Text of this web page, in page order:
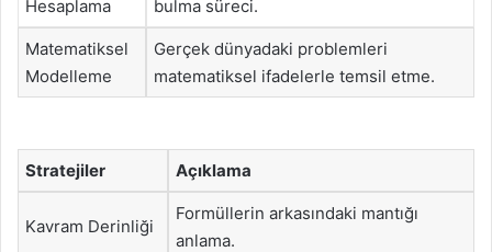
Hesaplama
bulma süreci.
Matematiksel
Modelleme
Gerçek dünyadaki problemleri
matematiksel ifadelerle temsil etme.
Stratejiler Açıklama
Kavram Derinliği
Formüllerin arkasındaki mantığı
anlama.